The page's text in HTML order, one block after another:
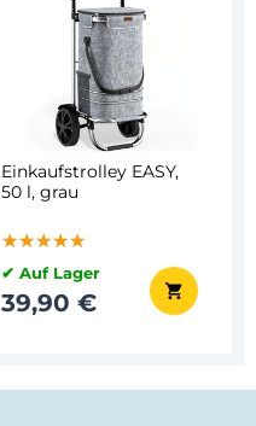
Einkaufstrolley EASY,
50 l, grau
★★★★★
★★★★★
★★★★★
✔ Auf Lager
39,90 €